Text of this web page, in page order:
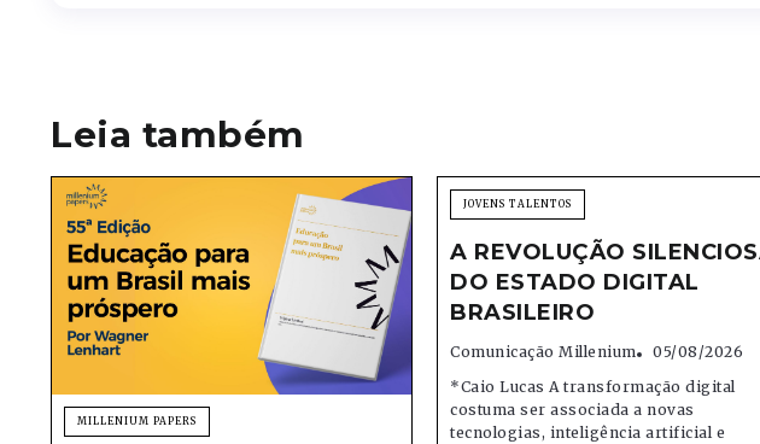
Leia também
MILLENIUM PAPERS
JOVENS TALENTOS
A REVOLUÇÃO
DO ESTADO DIGITAL
BRASILEIRO
Comunicação Millenium
05/08/2026
*Caio Lucas A transformação digital
costuma ser associada a novas
tecnologias, inteligência artificial e